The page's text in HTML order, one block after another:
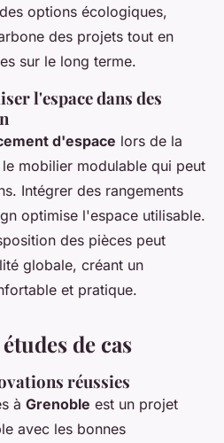
options écologiques,
des projets tout en
sur le long terme.
l'espace dans des
d'espace lors de la
mobilier modulable qui peut
Intégrer des rangements
optimise l'espace utilisable.
des pièces peut
globale, créant un
et pratique.
de cas
réussies
à Grenoble est un projet
avec les bonnes